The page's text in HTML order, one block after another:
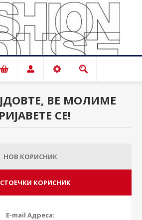
ВЕ МОЛИМЕ
СЕ!
НОВ КОРИСНИК
КОРИСНИК
E-mail Адреса: